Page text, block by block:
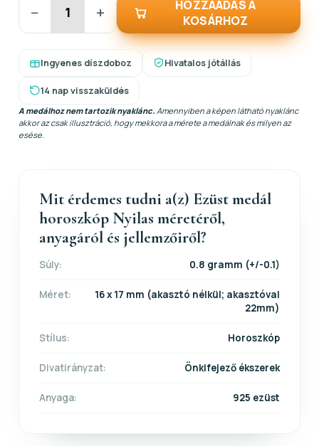
− +
HOZZÁADÁS A
KOSÁRHOZ
Ingyenes díszdoboz Hivatalos jótállás
14 nap visszaküldés
A medálhoz nem tartozik nyaklánc. Amennyiben a képen látható nyaklánc
akkor az csak illusztráció, hogy mekkora a mérete a medálnak és milyen az
esése.
Mit érdemes tudni a(z) Ezüst medál
horoszkóp Nyilas méretéről,
anyagáról és jellemzőiről?
Súly: 0.8 gramm (+/-0.1)
Méret:
16 x 17 mm (akasztó nélkül; akasztóval
22mm)
Stílus: Horoszkóp
Divatirányzat: Önkifejező ékszerek
Anyaga: 925 ezüst